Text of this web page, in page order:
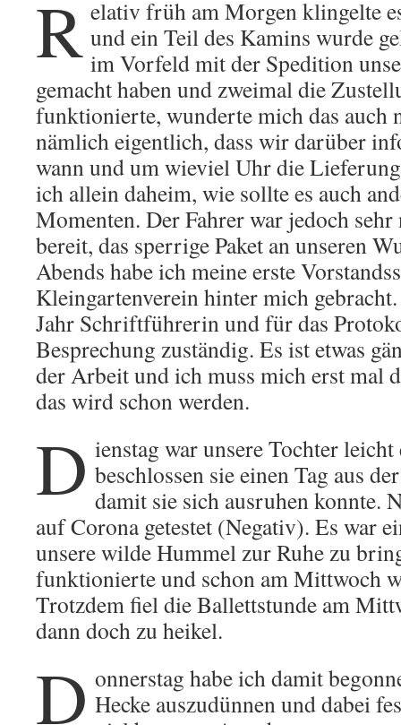
R elativ früh am Morgen klingelte
und ein Teil des Kamins wurde
im Vorfeld mit der Spedition
gemacht haben und zweimal die
funktionierte, wunderte mich das auch
nämlich eigentlich, dass wir darüber
wann und um wieviel Uhr die
ich allein daheim, wie sollte es auch
Momenten. Der Fahrer war jedoch
bereit, das sperrige Paket an unseren
Abends habe ich meine erste
Kleingartenverein hinter mich
Jahr Schriftführerin und für das
Besprechung zuständig. Es ist etwas
der Arbeit und ich muss mich erst mal
das wird schon werden.
D ienstag war unsere Tochter
beschlossen sie einen Tag aus
damit sie sich ausruhen konnte.
auf Corona getestet (Negativ). Es war
unsere wilde Hummel zur Ruhe zu
funktionierte und schon am Mittwoch
Trotzdem fiel die Ballettstunde am
dann doch zu heikel.
D onnerstag habe ich damit
Hecke auszudünnen und dabei